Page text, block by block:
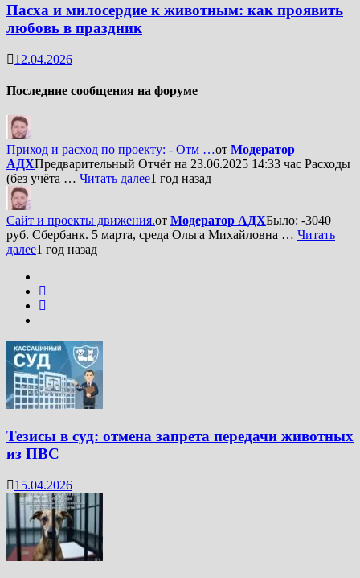
Пасха и милосердие к животным: как проявить
любовь в праздник
12.04.2026
Последние сообщения на форуме
Приход и расход по проекту: - Отм …от Модератор
АДХПредварительный Отчёт на 23.06.2025 14:33 час Расходы
(без учёта … Читать далее1 год назад
Сайт и проекты движения.от Модератор АДХБыло: -3040
руб. Сбербанк. 5 марта, среда Ольга Михайловна … Читать
далее1 год назад
Тезисы в суд: отмена запрета передачи животных
из ПВС
15.04.2026